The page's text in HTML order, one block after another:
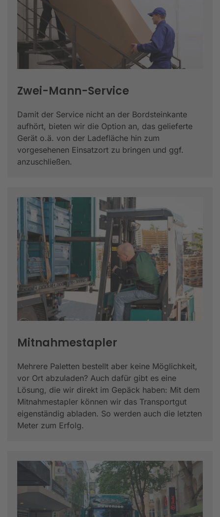
Zwei-Mann-Service
Damit der Service nicht an der Bordsteinkante
aufhört, bieten wir die Option an, das gelieferte
Gerät o.ä. von der Ladefläche hin zum
vorgesehenen Einsatzort zu bringen und ggf.
anzuschließen.
Mitnahmestapler
Mehrere Paletten bestellt aber keine Möglichkeit,
vor Ort abzuladen? Auch dafür gibt es eine
Lösung, die wir direkt im Gepäck haben: Mit dem
Mitnahmestapler können wir das Transportgut
eigenständig abladen. So werden auch die letzten
Meter zum Erfolg.